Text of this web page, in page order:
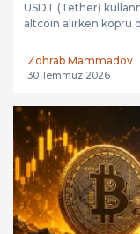
USDT (Tether)
altcoin alırken köprü
Zohrab Mammadov
30 Temmuz 2026